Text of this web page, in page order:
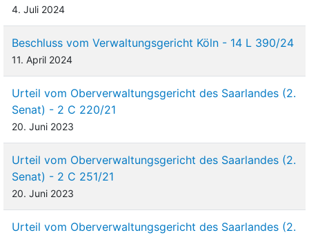
4. Juli 2024
Beschluss vom Verwaltungsgericht Köln - 14 L 390/24
11. April 2024
Urteil vom Oberverwaltungsgericht des Saarlandes (2.
Senat) - 2 C 220/21
20. Juni 2023
Urteil vom Oberverwaltungsgericht des Saarlandes (2.
Senat) - 2 C 251/21
20. Juni 2023
Urteil vom Oberverwaltungsgericht des Saarlandes (2.